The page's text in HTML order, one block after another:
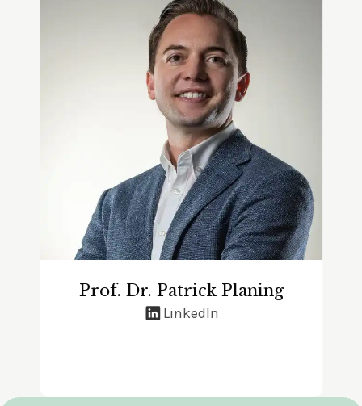
Prof. Dr. Patrick Planing
LinkedIn